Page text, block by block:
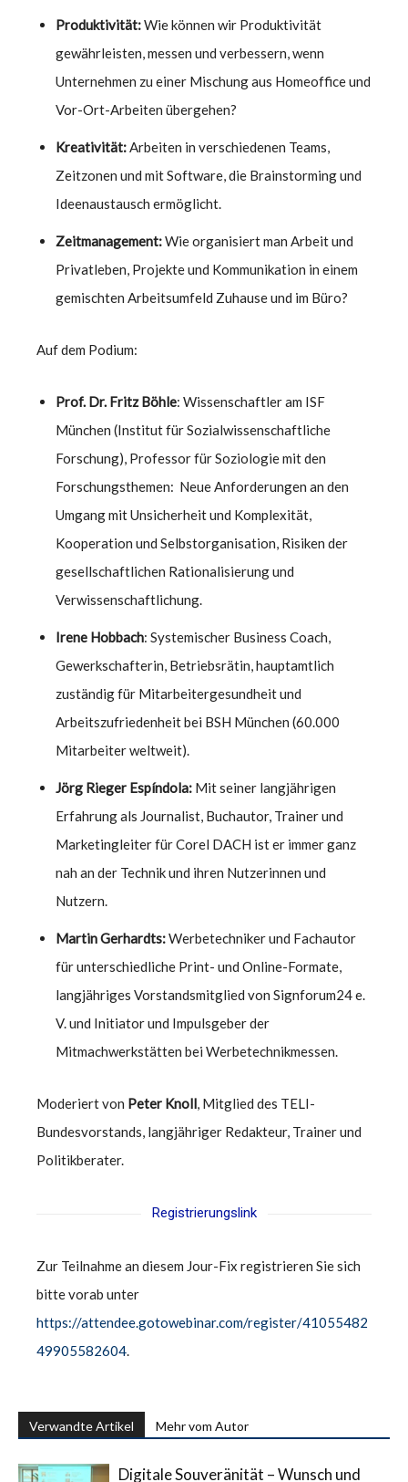
Produktivität:Wie können wir Produktivität
gewährleisten, messen und verbessern, wenn
Unternehmen zu einer Mischung aus Homeoffice und
Vor-Ort-Arbeiten übergehen?
Kreativität:Arbeiten in verschiedenen Teams,
Zeitzonen und mit Software, die Brainstorming und
Ideenaustausch ermöglicht.
Zeitmanagement:Wie organisiert man Arbeit und
Privatleben, Projekte und Kommunikation in einem
gemischten Arbeitsumfeld Zuhause und im Büro?
Auf dem Podium:
Prof. Dr. Fritz Böhle: Wissenschaftler am ISF
München (Institut für Sozialwissenschaftliche
Forschung), Professor für Soziologie mit den
Forschungsthemen: Neue Anforderungen an den
Umgang mit Unsicherheit und Komplexität,
Kooperation und Selbstorganisation, Risiken der
gesellschaftlichen Rationalisierung und
Verwissenschaftlichung.
Irene Hobbach: Systemischer Business Coach,
Gewerkschafterin, Betriebsrätin, hauptamtlich
zuständig für Mitarbeitergesundheit und
Arbeitszufriedenheit bei BSH München (60.000
Mitarbeiter weltweit).
Jörg Rieger Espíndola: Mit seiner langjährigen
Erfahrung als Journalist, Buchautor, Trainer und
Marketingleiter für Corel DACH ist er immer ganz
nah an der Technik und ihren Nutzerinnen und
Nutzern.
Martin Gerhardts:Werbetechniker und Fachautor
für unterschiedliche Print- und Online-Formate,
langjähriges Vorstandsmitglied von Signforum24 e.
V. und Initiator und Impulsgeber der
Mitmachwerkstätten bei Werbetechnikmessen.
Moderiert von Peter Knoll, Mitglied des TELI-
Bundesvorstands, langjähriger Redakteur, Trainer und
Politikberater.
Registrierungslink
Zur Teilnahme an diesem Jour-Fix registrieren Sie sich
bitte vorab unter
https://attendee.gotowebinar.com/register/41055482
49905582604.
Verwandte Artikel Mehr vom Autor
Digitale Souveränität – Wunsch und